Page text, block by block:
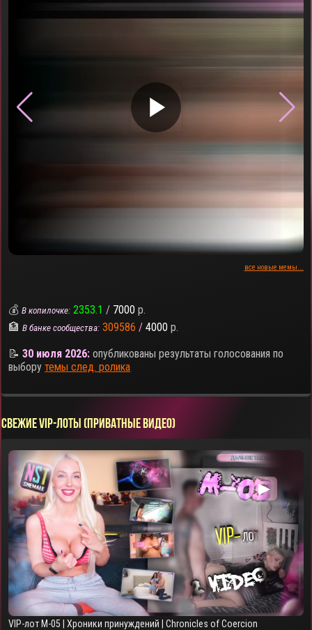
▶
все новые мемы...
💰В копилочке: 2353.1 / 7000 р.
🏦В банке сообщества: 309586 / 4000 р.
📝30 июля 2026: опубликованы результаты голосования по
выборутемы след. ролика
СВЕЖИЕ VIP-ЛОТЫ (ПРИВАТНЫЕ ВИДЕО)
▶
VIP-лот M-05 | Хроники принуждений | Chronicles of Coercion